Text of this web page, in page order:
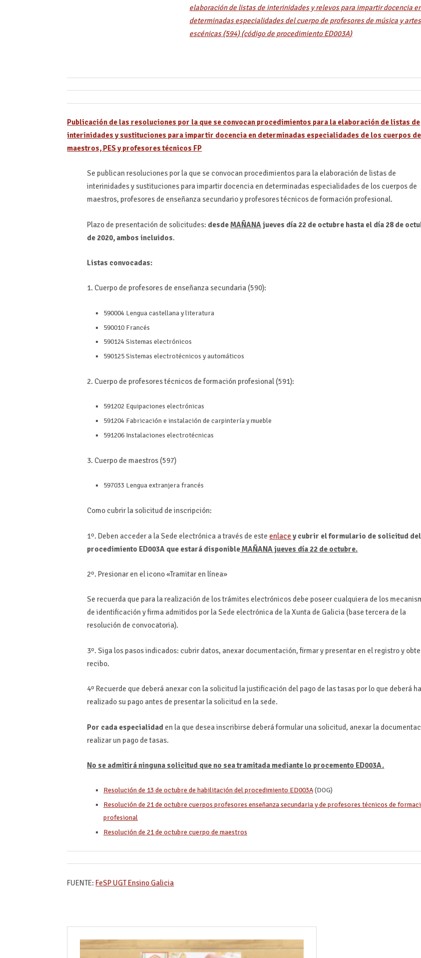
elaboración de listas de interinidades y relevos para impartir docencia
determinadas especialidades del cuerpo de profesores de música y artes
escénicas (594) (código de procedimiento ED003A)
Publicación de las resoluciones por la que se convocan procedimientos para la elaboración de listas de
interinidades y sustituciones para impartir docencia en determinadas especialidades de los cuerpos de
maestros, PES y profesores técnicos FP
Se publican resoluciones por la que se convocan procedimientos para la elaboración de listas de
interinidades y sustituciones para impartir docencia en determinadas especialidades de los cuerpos de
maestros, profesores de enseñanza secundario y profesores técnicos de formación profesional.
Plazo de presentación de solicitudes: desdeMAÑANAjueves día 22 de octubre hasta el día 28 de
de 2020, ambos incluidos.
Listas convocadas:
1. Cuerpo de profesores de enseñanza secundaria (590):
590004 Lengua castellana y literatura
590010 Francés
590124 Sistemas electrónicos
590125 Sistemas electrotécnicos y automáticos
2. Cuerpo de profesores técnicos de formación profesional (591):
591202 Equipaciones electrónicas
591204 Fabricación e instalación de carpintería y mueble
591206 Instalaciones electrotécnicas
3. Cuerpo de maestros (597)
597033 Lengua extranjera francés
Como cubrir la solicitud de inscripción:
1º. Deben acceder a la Sede electrónica a través de este enlace y cubrir el formulario de solicitud del
procedimiento ED003A que estará disponibleMAÑANA jueves día 22 de octubre.
2º. Presionar en el icono «Tramitar en línea»
Se recuerda que para la realización de los trámites electrónicos debe poseer cualquiera de los
de identificación y firma admitidos por la Sede electrónica de la Xunta de Galicia (base tercera de la
resolución de convocatoria).
3º. Siga los pasos indicados: cubrir datos, anexar documentación, firmar y presentar en el registro y
recibo.
4º Recuerde que deberá anexar con la solicitud la justificación del pago de las tasas por lo que deberá
realizado su pago antes de presentar la solicitud en la sede.
Por cada especialidad en la que desea inscribirse deberá formular una solicitud, anexar la
realizar un pago de tasas.
No se admitirá ninguna solicitud que no sea tramitada mediante lo procemento ED003A.
Resolución de 13 de octubre de habilitación del procedimiento ED003A(DOG)
Resolución de 21 de octubre cuerpos profesores enseñanza secundaria y de profesores técnicos de
profesional
Resolución de 21 de octubre cuerpo de maestros
FUENTE: FeSP UGT Ensino Galicia